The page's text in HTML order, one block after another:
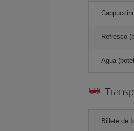
Refresco
Agua
Billete de